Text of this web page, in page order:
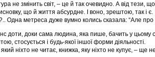
не змінить світ, – це й так очевидно. А від тези,
що й життя абсурдне. І воно, зрештою, так і є.
Одна метреса дуже вумно колись сказала: “Але про
доти, доки сама людина, яка пише, бачить у цьому
стосується і будь-якої іншої форми діяльності.
ніхто не читає, книжка, яку ніхто не купує, – ще